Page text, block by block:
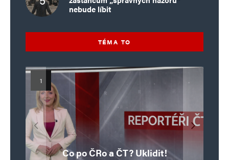
nebude líbit
TÉMA TO
Co po ČRo a ČT? Uklidit!
Islamistický teror v EU, 6. díl:
Brutální poprava 85letého
katolického kněze Jacquese
Hamela
Islamistický teror v EU, 5. díl:
Krvavé oslavy pádu Bastily
v Nice
Mýty o Václavu Klausovi:
Pivo, jazz, hádky, loajalita
i humor. Jakl boří legendy
o bývalém prezidentovi
Vymíráme a politici lžou:
porodnost nezachrání
dotace, byty ani zkrácené
úvazky
Pim Fortuyn: Muž, který se
nestihl stát premiérem